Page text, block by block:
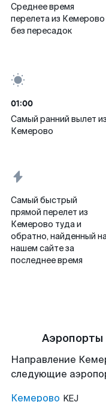
Среднее время
перелета из Кемерово
без пересадок
01:00
Самый ранний вылет из
Кемерово
Самый быстрый
прямой перелет из
Кемерово туда и
обратно, найденный
нашем сайте за
последнее время
Направление
следующие
Кемерово KEJ